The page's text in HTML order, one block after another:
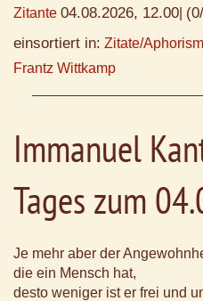
Zitante 04.08.2026, 12.00
einsortiert in: Zitate/
Frantz Wittkamp
Immanuel
Tages zum
Je mehr aber der
die ein Mensch hat,
desto weniger ist er frei und